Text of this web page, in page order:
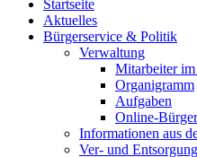
Startseite
Aktuelles
Bürgerservice & Politik
Verwaltung
Mitarbeiter im
Organigramm
Aufgaben
Online-
Informationen aus
Ver- und Entsorgung